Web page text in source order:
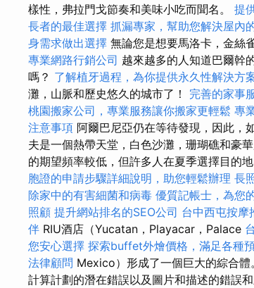
樣性，弗拉門戈節奏和美味小吃而聞名。 提
長者的最佳選擇 抓漏專家，幫助您解決屋內
身需求做出選擇 無論您是想要馬洛卡，金絲
專業網路行銷公司 越來越多的人知道巴爾幹
嗎？ 了解植牙過程，為你提供永久性解決方
灘，山脈和歷史悠久的城市了！ 完善的家事
桃園搬家公司，專業服務讓你搬家更輕鬆 專
注意事項 阿爾巴尼亞仍在等待發現，因此，
夫是一個熱帶天堂，白色沙灘，珊瑚礁和豪
的期望頻率較低，但許多人在夏季選擇目的
胞證的申請步驟詳細說明，助您輕鬆辦理 長
除家中的有害細菌和病毒 優質記帳士，為您
照顧 提升網站排名的SEO公司 台中西屯按摩
伴 RIU酒店（Yucatan，Playacar，Palace
您安心選擇 探索buffet外燴價格，滿足各種
法律顧問 Mexico）形成了一個巨大的綜合
計算計劃的潛在錯誤以及圖片和描述的錯誤和